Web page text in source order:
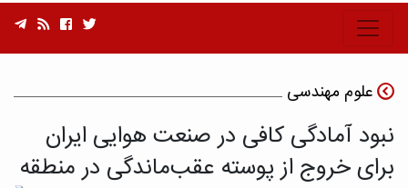
علوم مهندسی
نبود آمادگی کافی در صنعت هوایی ایران
برای خروج از پوسته عقب‌ماندگی در منطقه